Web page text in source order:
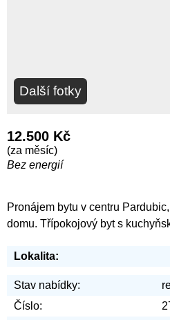
Další fotky
12.500 Kč
(za měsíc)
Bez energií
Pronájem bytu v centru
domu. Třípokojový byt s
Lokalita:
Stav nabídky:
Číslo: